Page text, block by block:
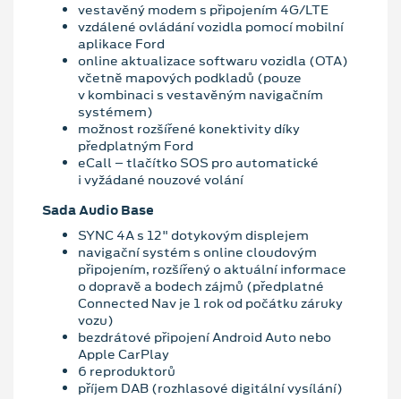
vestavěný modem s připojením 4G/LTE
vzdálené ovládání vozidla pomocí mobilní
aplikace Ford
online aktualizace softwaru vozidla (OTA)
včetně mapových podkladů (pouze
v kombinaci s vestavěným navigačním
systémem)
možnost rozšířené konektivity díky
předplatným Ford
eCall – tlačítko SOS pro automatické
i vyžádané nouzové volání
Sada Audio Base
SYNC 4A s 12" dotykovým displejem
navigační systém s online cloudovým
připojením, rozšířený o aktuální informace
o dopravě a bodech zájmů (předplatné
Connected Nav je 1 rok od počátku záruky
vozu)
bezdrátové připojení Android Auto nebo
Apple CarPlay
6 reproduktorů
příjem DAB (rozhlasové digitální vysílání)